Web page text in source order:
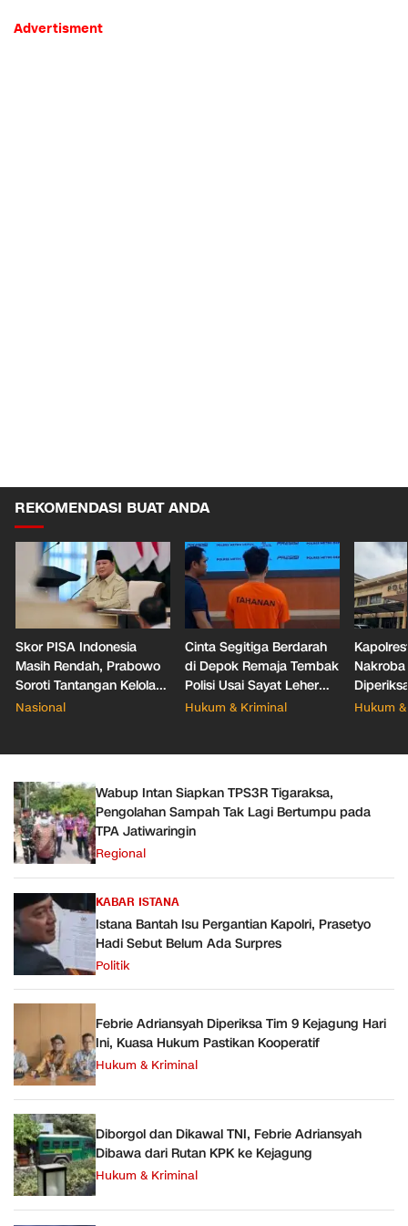
Advertisment
REKOMENDASI BUAT ANDA
Skor PISA Indonesia
Masih Rendah, Prabowo
Soroti Tantangan Kelola
388 Ribu Sekolah
Nasional
Cinta Segitiga Berdarah
di Depok Remaja Tembak
Polisi Usai Sayat Leher
Pacar Baru Mantan
Hukum & Kriminal Hukum
Wabup Intan Siapkan TPS3R Tigaraksa,
Pengolahan Sampah Tak Lagi Bertumpu pada
TPA Jatiwaringin
Regional
KABAR ISTANA
Istana Bantah Isu Pergantian Kapolri, Prasetyo
Hadi Sebut Belum Ada Surpres
Politik
Febrie Adriansyah Diperiksa Tim 9 Kejagung Hari
Ini, Kuasa Hukum Pastikan Kooperatif
Hukum & Kriminal
Diborgol dan Dikawal TNI, Febrie Adriansyah
Dibawa dari Rutan KPK ke Kejagung
Hukum & Kriminal